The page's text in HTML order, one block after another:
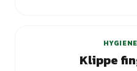
Klippe